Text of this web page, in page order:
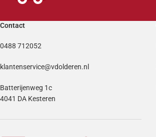
Contact
0488 712052
klantenservice@vdolderen.nl
Batterijenweg 1c
4041 DA Kesteren